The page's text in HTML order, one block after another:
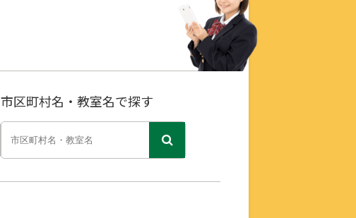
市区町村名・教室名で探す